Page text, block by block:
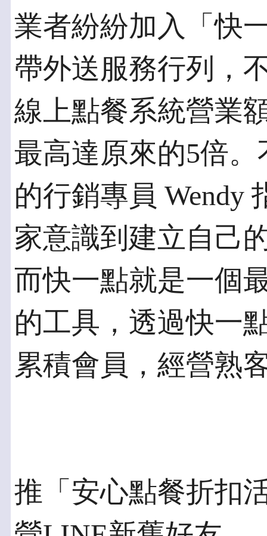
業者紛紛加入「快
帶外送服務行列，
線上點餐系統營業
最高達原來的5倍
的行銷專員 Wendy
家意識到建立自己
而快一點就是一個
的工具，透過快一
累積會員，經營熟
推「安心點餐折扣